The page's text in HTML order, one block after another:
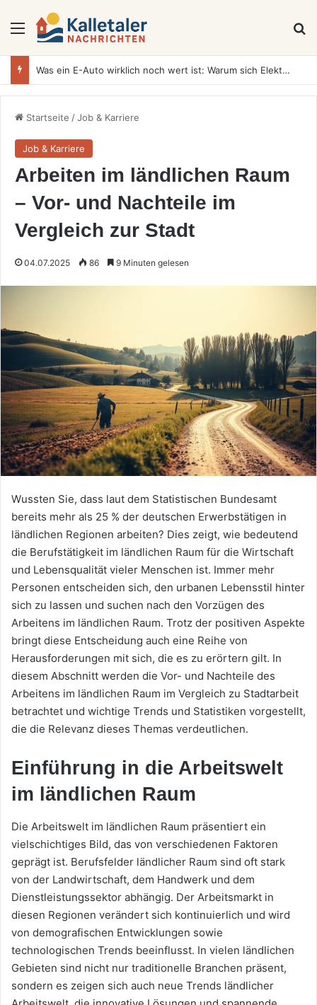
Menü
Was ein E-Auto wirklich noch wert ist: Warum sich Elektrofahrzeuge bei der Wertermittlung anders verhalten als Verbrenner
Startseite /Job & Karriere
Job & Karriere
Arbeiten im ländlichen Raum
– Vor- und Nachteile im
Vergleich zur Stadt
04.07.2025 86 9 Minuten gelesen
Wussten Sie, dass laut dem Statistischen Bundesamt
bereits mehr als 25 % der deutschen Erwerbstätigen in
ländlichen Regionen arbeiten? Dies zeigt, wie bedeutend
die Berufstätigkeit im ländlichen Raum für die Wirtschaft
und Lebensqualität vieler Menschen ist. Immer mehr
Personen entscheiden sich, den urbanen Lebensstil hinter
sich zu lassen und suchen nach den Vorzügen des
Arbeitens im ländlichen Raum. Trotz der positiven Aspekte
bringt diese Entscheidung auch eine Reihe von
Herausforderungen mit sich, die es zu erörtern gilt. In
diesem Abschnitt werden die Vor- und Nachteile des
Arbeitens im ländlichen Raum im Vergleich zu Stadtarbeit
betrachtet und wichtige Trends und Statistiken vorgestellt,
die die Relevanz dieses Themas verdeutlichen.
Einführung in die Arbeitswelt
im ländlichen Raum
Die Arbeitswelt im ländlichen Raum präsentiert ein
vielschichtiges Bild, das von verschiedenen Faktoren
geprägt ist. Berufsfelder ländlicher Raum sind oft stark
von der Landwirtschaft, dem Handwerk und dem
Dienstleistungssektor abhängig. Der Arbeitsmarkt in
diesen Regionen verändert sich kontinuierlich und wird
von demografischen Entwicklungen sowie
technologischen Trends beeinflusst. In vielen ländlichen
Gebieten sind nicht nur traditionelle Branchen präsent,
sondern es zeigen sich auch neue Trends ländlicher